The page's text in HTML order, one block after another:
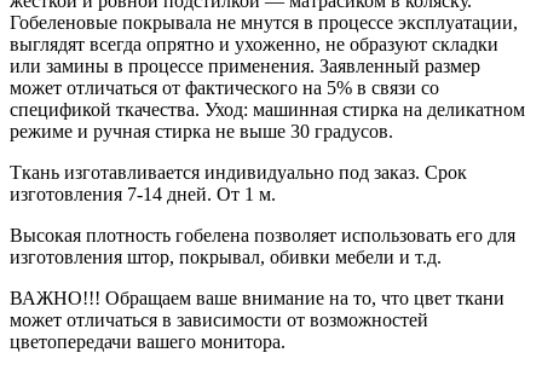
Гобеленовые покрывала не мнутся в процессе эксплуатации,
выглядят всегда опрятно и ухоженно, не образуют складки
или замины в процессе применения. Заявленный размер
может отличаться от фактического на 5% в связи со
спецификой ткачества. Уход: машинная стирка на деликатном
режиме и ручная стирка не выше 30 градусов.
Ткань изготавливается индивидуально под заказ. Срок
изготовления 7-14 дней. От 1 м.
Высокая плотность гобелена позволяет использовать его для
изготовления штор, покрывал, обивки мебели и т.д.
ВАЖНО!!! Обращаем ваше внимание на то, что цвет ткани
может отличаться в зависимости от возможностей
цветопередачи вашего монитора.